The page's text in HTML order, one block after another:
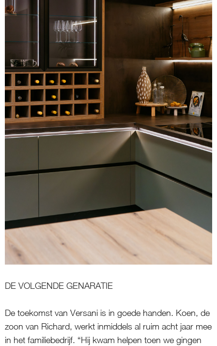
DE VOLGENDE GENARATIE
De toekomst van Versani is in goede handen. Koen, de
zoon van Richard, werkt inmiddels al ruim acht jaar mee
in het familiebedrijf. “Hij kwam helpen toen we gingen